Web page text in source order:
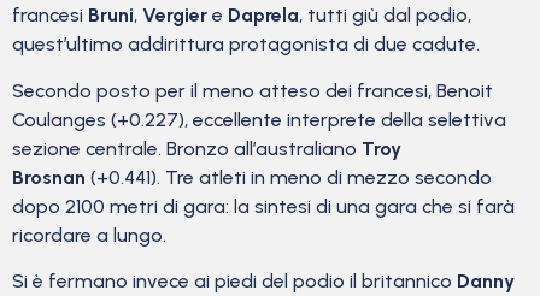
francesi Bruni, Vergier e Daprela, tutti giù dal podio,
quest’ultimo addirittura protagonista di due cadute.
Secondo posto per il meno atteso dei francesi, Benoit
Coulanges (+0.227), eccellente interprete della selettiva
sezione centrale. Bronzo all’australiano Troy
Brosnan (+0.441). Tre atleti in meno di mezzo secondo
dopo 2100 metri di gara: la sintesi di una gara che si farà
ricordare a lungo.
Si è fermano invece ai piedi del podio il britannico Danny